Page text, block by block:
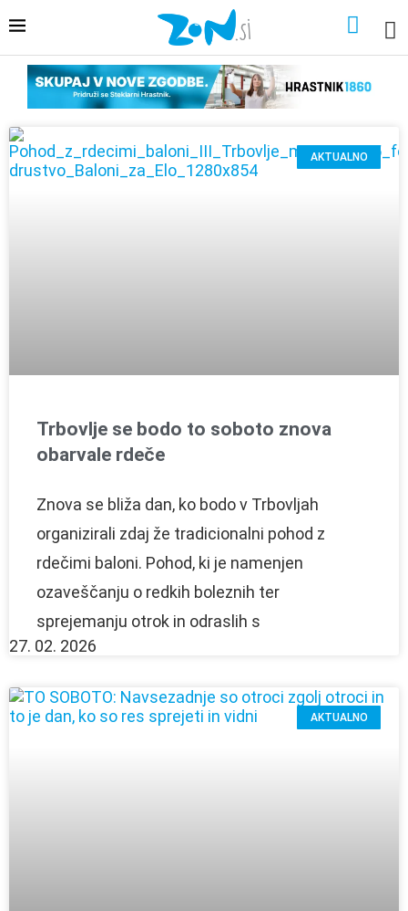
AKTUALNO
Trbovlje se bodo to soboto znova
obarvale rdeče
Znova se bliža dan, ko bodo v Trbovljah
organizirali zdaj že tradicionalni pohod z
rdečimi baloni. Pohod, ki je namenjen
ozaveščanju o redkih boleznih ter
sprejemanju otrok in odraslih s
27. 02. 2026
AKTUALNO